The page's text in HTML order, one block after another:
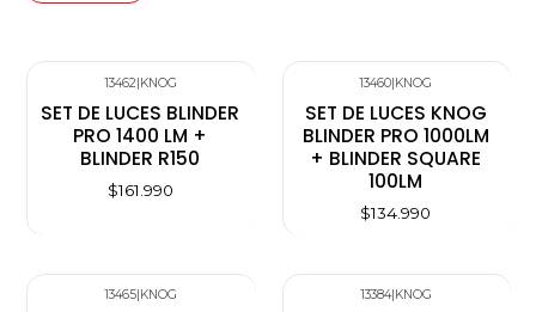
13462|KNOG
SET DE LUCES BLINDER
PRO 1400 LM +
BLINDER R150
$161.990
13460|KNOG
SET DE LUCES KNOG
BLINDER PRO 1000LM
+ BLINDER SQUARE
100LM
$134.990
13465| KNOG 13384| KNOG